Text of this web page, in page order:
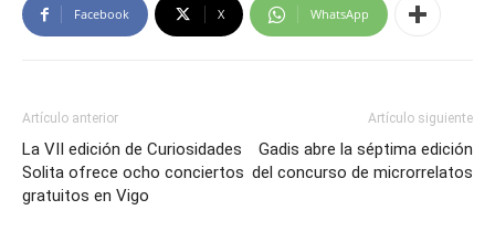
Facebook X WhatsApp
Artículo anterior
La VII edición de Curiosidades
Solita ofrece ocho conciertos
gratuitos en Vigo
Artículo siguiente
Gadis abre la séptima edición
del concurso de microrrelatos